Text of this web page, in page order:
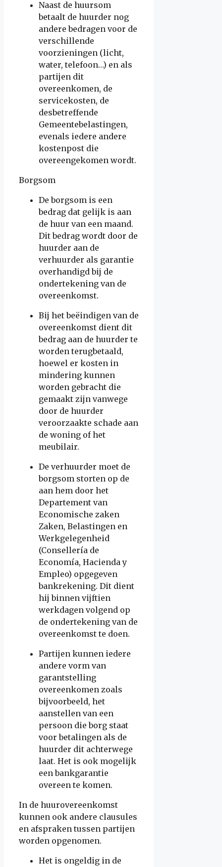
Naast de huursom
betaalt de huurder nog
andere bedragen voor de
verschillende
voorzieningen (licht,
water, telefoon…) en als
partijen dit
overeenkomen, de
servicekosten, de
desbetreffende
Gemeentebelastingen,
evenals iedere andere
kostenpost die
overeengekomen wordt.
Borgsom
De borgsom is een
bedrag dat gelijk is aan
de huur van een maand.
Dit bedrag wordt door de
huurder aan de
verhuurder als garantie
overhandigd bij de
ondertekening van de
overeenkomst.
Bij het beëindigen van de
overeenkomst dient dit
bedrag aan de huurder te
worden terugbetaald,
hoewel er kosten in
mindering kunnen
worden gebracht die
gemaakt zijn vanwege
door de huurder
veroorzaakte schade aan
de woning of het
meubilair.
De verhuurder moet de
borgsom storten op de
aan hem door het
Departement van
Economische zaken
Zaken, Belastingen en
Werkgelegenheid
(Consellería de
Economía, Hacienda y
Empleo) opgegeven
bankrekening. Dit dient
hij binnen vijftien
werkdagen volgend op
de ondertekening van de
overeenkomst te doen.
Partijen kunnen iedere
andere vorm van
garantstelling
overeenkomen zoals
bijvoorbeeld, het
aanstellen van een
persoon die borg staat
voor betalingen als de
huurder dit achterwege
laat. Het is ook mogelijk
een bankgarantie
overeen te komen.
In de huurovereenkomst
kunnen ook andere clausules
en afspraken tussen partijen
worden opgenomen.
Het is ongeldig in de